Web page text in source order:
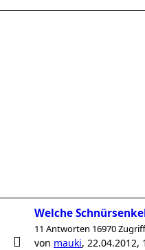
Welche
11 Antworten 16970
von mauki, 22.04.2012,